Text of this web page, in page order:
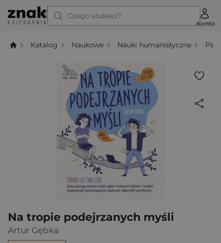
Czego szukasz?
Konto
Katalog Naukowe Nauki humanistyczne
Na tropie podejrzanych myśli
Artur Gębka